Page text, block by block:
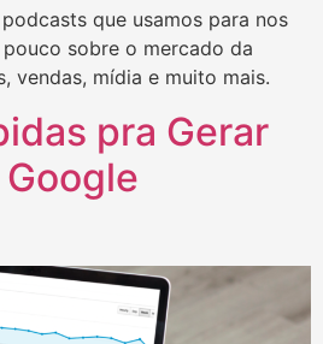
que usamos para nos
sobre o mercado da
vendas, mídia e muito mais.
pra Gerar